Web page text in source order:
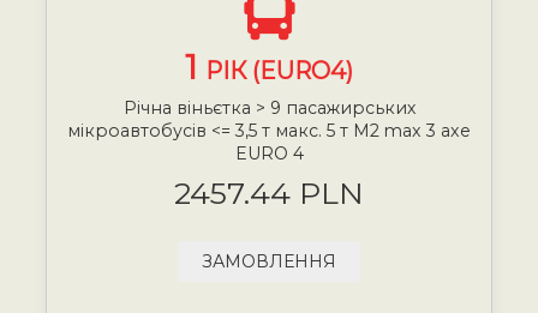
1 РІК (EURO4)
Річна віньєтка > 9 пасажирських
мікроавтобусів <= 3,5 т макс. 5 т М2 max 3 axe
EURO 4
2457.44 PLN
ЗАМОВЛЕННЯ